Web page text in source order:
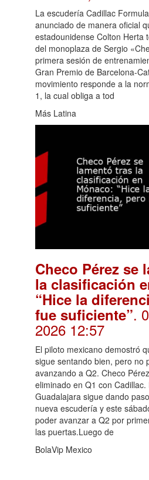
La escudería Cadillac
anunciado de manera oficial
estadounidense Colton Herta
del monoplaza de Sergio
primera sesión de
Gran Premio de Barcelona-
movimiento responde a la
1, la cual obliga a tod
Más Latina
Checo Pérez se
la clasificación
“Hice la
fue suficiente”.
2026 12:57
El piloto mexicano demostró
sigue sentando bien, pero no
avanzando a Q2. Checo
eliminado en Q1 con
Guadalajara sigue dando
nueva escudería y este
poder avanzar a Q2 por
las puertas.Luego de
BolaVip Mexico